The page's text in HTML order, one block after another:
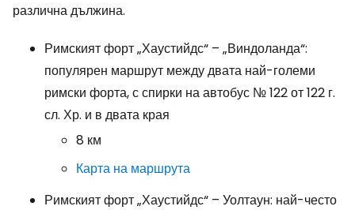
различна дължина.
Римският форт „Хаустийдс“ – „Виндоланда“:
популярен маршрут между двата най-големи
римски форта, с спирки на автобус № 122 от 122 г.
сл. Хр. и в двата края
8 км
Карта на маршрута
Римският форт „Хаустийдс“ – Уолтаун: най-често